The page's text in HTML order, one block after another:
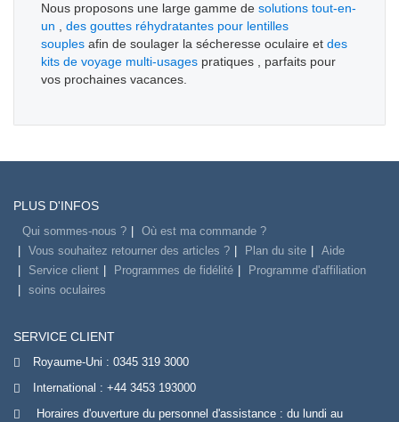
Nous proposons une large gamme de solutions tout-en-
un
des gouttes réhydratantes pour lentilles
souples afin de soulager la sécheresse oculaire et des
kits de voyage multi-usages pratiques , parfaits pour
vos prochaines vacances.
PLUS D'INFOS
Qui sommes-nous ?
Où est ma commande ?
Vous souhaitez retourner des articles ?
Plan du site
Aide
Service client
Programmes de fidélité
Programme d'affiliation
soins oculaires
SERVICE CLIENT
Royaume-Uni : 0345 319 3000
International : +44 3453 193000
Horaires d'ouverture du personnel d'assistance : du lundi au